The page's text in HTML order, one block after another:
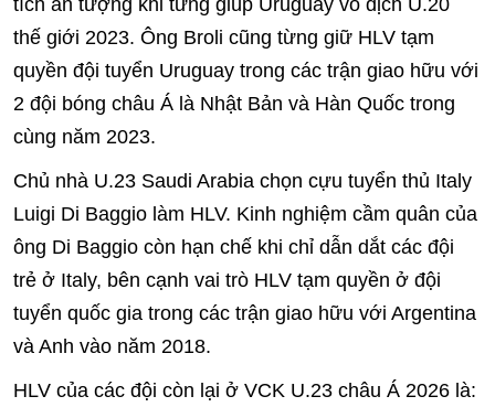
tích ấn tượng khi từng giúp Uruguay vô địch U.20
thế giới 2023. Ông Broli cũng từng giữ HLV tạm
quyền đội tuyển Uruguay trong các trận giao hữu với
2 đội bóng châu Á là Nhật Bản và Hàn Quốc trong
cùng năm 2023.
Chủ nhà U.23 Saudi Arabia chọn cựu tuyển thủ Italy
Luigi Di Baggio làm HLV. Kinh nghiệm cầm quân của
ông Di Baggio còn hạn chế khi chỉ dẫn dắt các đội
trẻ ở Italy, bên cạnh vai trò HLV tạm quyền ở đội
tuyển quốc gia trong các trận giao hữu với Argentina
và Anh vào năm 2018.
HLV của các đội còn lại ở VCK U.23 châu Á 2026 là: